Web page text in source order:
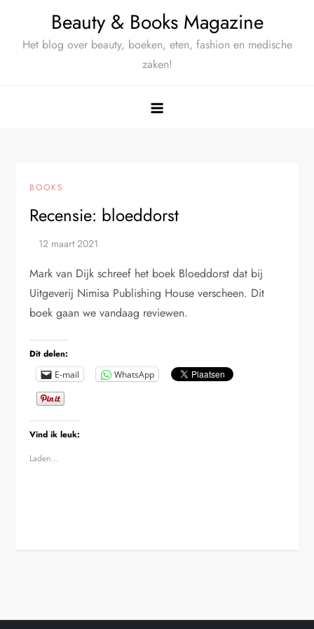
Beauty & Books Magazine
Het blog over beauty, boeken, eten, fashion en medische
zaken!
BOOKS
Recensie: bloeddorst
Mark van Dijk schreef het boek Bloeddorst dat bij
Uitgeverij Nimisa Publishing House verscheen. Dit
boek gaan we vandaag reviewen.
Dit delen:
E-mail WhatsApp
Vind ik leuk:
Laden...